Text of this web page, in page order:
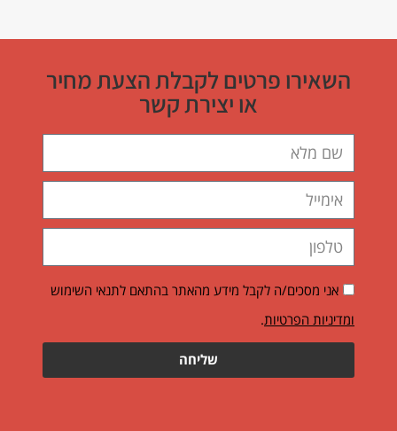
השאירו פרטים לקבלת הצעת מחיר
או יצירת קשר
אני מסכים/ה לקבל מידע מהאתר בהתאם לתנאי השימוש
ומדיניות הפרטיות.
שליחה